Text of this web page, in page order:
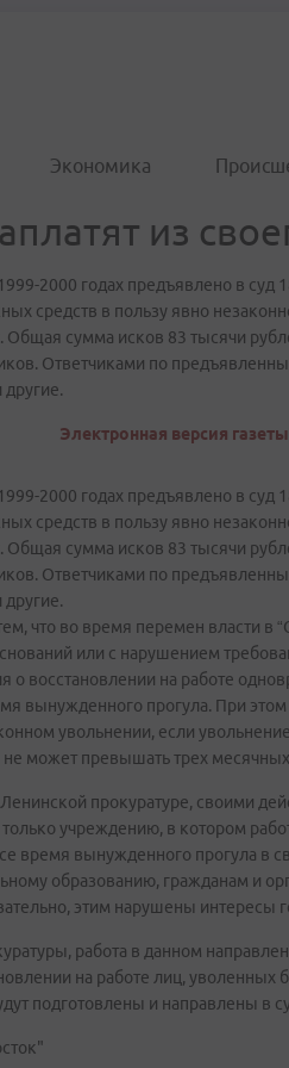
Экономика
из
2000 годах предъявлено в суд
средств в пользу явно
сумма исков 83 тысячи
Ответчиками по
Электронная версия
2000 годах предъявлено в суд
средств в пользу явно
сумма исков 83 тысячи
Ответчиками по
что во время перемен власти в
или с нарушением
восстановлении на работе
вынужденного прогула. При
увольнении, если
может превышать трех
прокуратуре, своими
учреждению, в котором
время вынужденного прогула в
образованию, гражданам и
этим нарушены интересы
работа в данном
на работе лиц, уволенных
подготовлены и направлены в